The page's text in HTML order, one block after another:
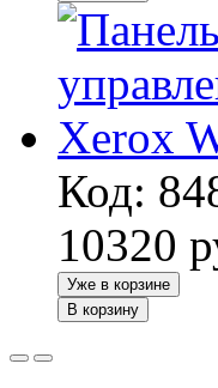
Код:
10320
Уже в корзине
В корзину